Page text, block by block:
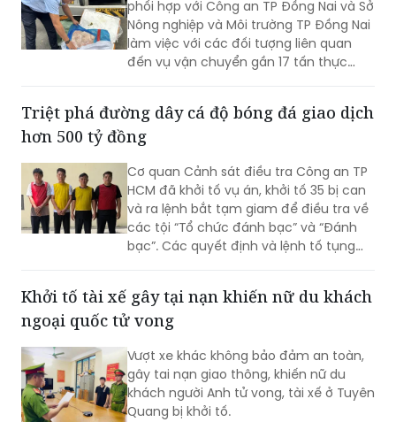
phối hợp với Công an TP Đồng Nai và Sở
Nông nghiệp và Môi trường TP Đồng Nai
làm việc với các đối tượng liên quan
đến vụ vận chuyển gần 17 tấn thực
Triệt phá đường dây cá độ bóng đá giao dịch
hơn 500 tỷ đồng
Cơ quan Cảnh sát điều tra Công an TP
HCM đã khởi tố vụ án, khởi tố 35 bị can
và ra lệnh bắt tạm giam để điều tra về
các tội “Tổ chức đánh bạc” và “Đánh
bạc”. Các quyết định và lệnh tố tụng
Khởi tố tài xế gây tại nạn khiến nữ du khách
ngoại quốc tử vong
Vượt xe khác không bảo đảm an toàn,
gây tai nạn giao thông, khiến nữ du
khách người Anh tử vong, tài xế ở Tuyên
Quang bị khởi tố.